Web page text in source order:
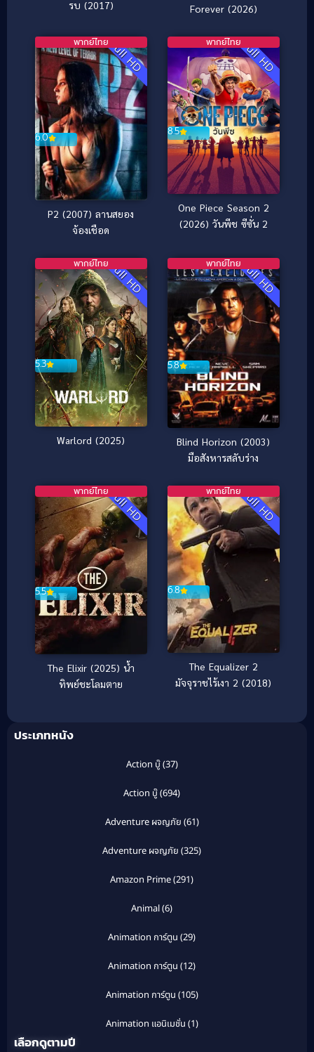
รบ (2017) Forever (2026)
Full HD
6.0
พากย์ไทย
P2 (2007) ลานสยอง
จ้องเชือด
Full HD
8.5
พากย์ไทย
One Piece Season 2
(2026) วันพีช ซีซั่น 2
Full HD
5.3
พากย์ไทย
Warlord (2025)
Full HD
5.8
พากย์ไทย
Blind Horizon (2003)
มือสังหารสลับร่าง
Full HD
5.5
พากย์ไทย
The Elixir (2025) น้ำ
ทิพย์ชะโลมตาย
Full HD
6.8
พากย์ไทย
The Equalizer 2
มัจจุราชไร้เงา 2 (2018)
ประเภทหนัง
Action บู๊(37)
Action บู๊(694)
Adventure ผจญภัย (61)
Adventure ผจญภัย (325)
Amazon Prime(291)
Animal(6)
Animation การ์ตูน (29)
Animation การ์ตูน (12)
Animation การ์ตูน (105)
Animation แอนิเมชั่น (1)
เลือกดูตามปี